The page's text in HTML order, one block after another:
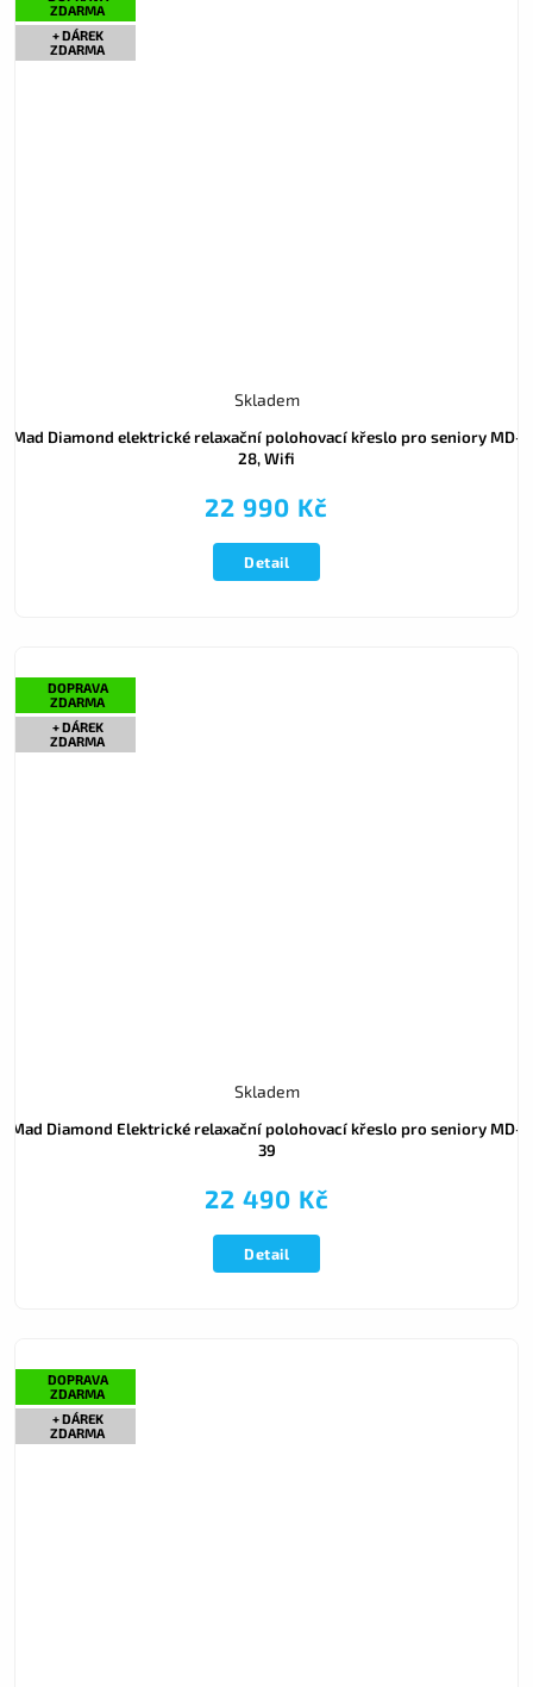
ZDARMA
+ DÁREK
ZDARMA
Mad Diamond elektrické relaxační polohovací křeslo pro seniory MD-
28, Wifi
Skladem
22 990 Kč
Detail
DOPRAVA
ZDARMA
+ DÁREK
ZDARMA
Mad Diamond Elektrické relaxační polohovací křeslo pro seniory MD-
39
Skladem
22 490 Kč
Detail
DOPRAVA
ZDARMA
+ DÁREK
ZDARMA